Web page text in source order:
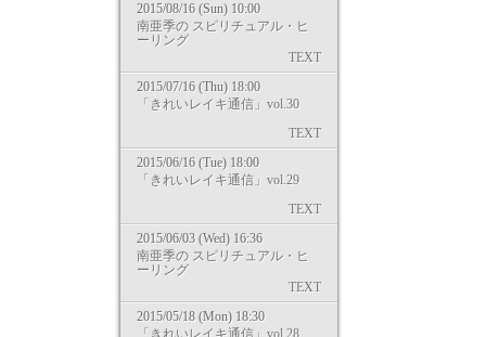
2015/08/16 (Sun) 10:00
南亜季の スピリチュアル・ヒ
ーリング
TEXT
2015/07/16 (Thu) 18:00
「きれいレイキ通信」vol.30
TEXT
2015/06/16 (Tue) 18:00
「きれいレイキ通信」vol.29
TEXT
2015/06/03 (Wed) 16:36
南亜季の スピリチュアル・ヒ
ーリング
TEXT
2015/05/18 (Mon) 18:30
「きれいレイキ通信」vol.28